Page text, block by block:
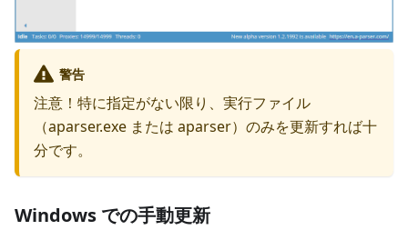
警告
注意！特に指定がない限り、実行ファイル
（aparser.exe または aparser）のみを更新すれば十
分です。
Windows での手動更新